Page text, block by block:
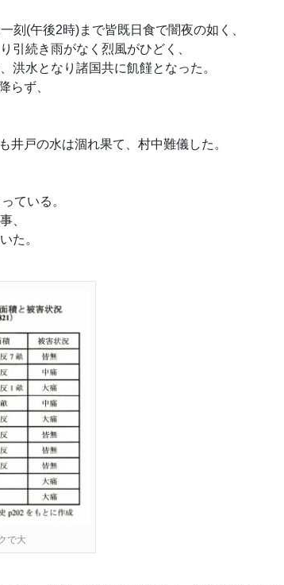
刻(午後2時)まで皆既日食で闇夜の如く、
引続き雨がなく烈風がひどく、
洪水となり諸国共に飢饉となった。
らず、
井戸の水は涸れ果て、村中難儀した。
ている。
、
た。
で大